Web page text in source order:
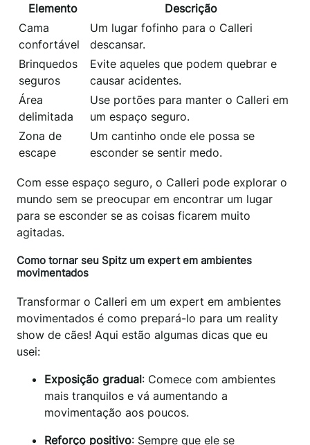
Elemento
Descrição
Cama
confortável
Um lugar fofinho para o Calleri
descansar.
Brinquedos
seguros
Evite aqueles que podem quebrar e
causar acidentes.
Área
delimitada
Use portões para manter o Calleri em
um espaço seguro.
Zona de
escape
Um cantinho onde ele possa se
esconder se sentir medo.
Com esse espaço seguro, o Calleri pode explorar o
mundo sem se preocupar em encontrar um lugar
para se esconder se as coisas ficarem muito
agitadas.
Como tornar seu Spitz um expert em ambientes
movimentados
Transformar o Calleri em um expert em ambientes
movimentados é como prepará-lo para um reality
show de cães! Aqui estão algumas dicas que eu
usei:
Exposição gradual: Comece com ambientes
mais tranquilos e vá aumentando a
movimentação aos poucos.
Reforço positivo: Sempre que ele se